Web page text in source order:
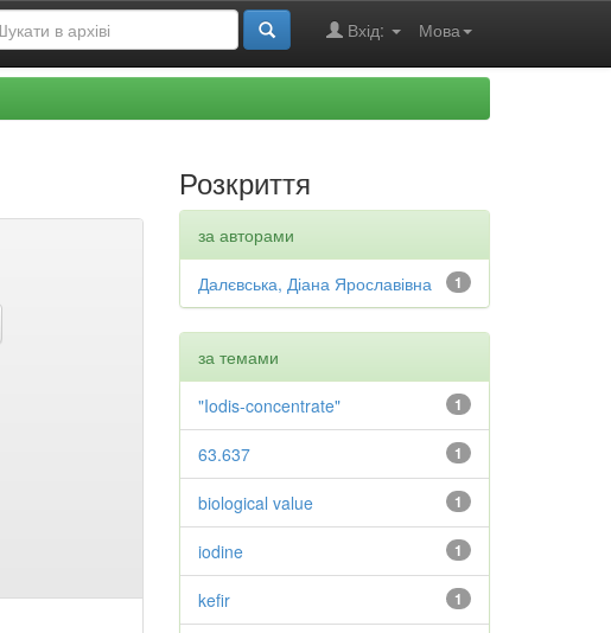
Мова
Вхід:
Розкриття
за авторами
1
Далєвська, Діана Ярославівна
за темами
1
"Iodis-concentrate"
1
63.637
1
biological value
1
iodine
1
kefir